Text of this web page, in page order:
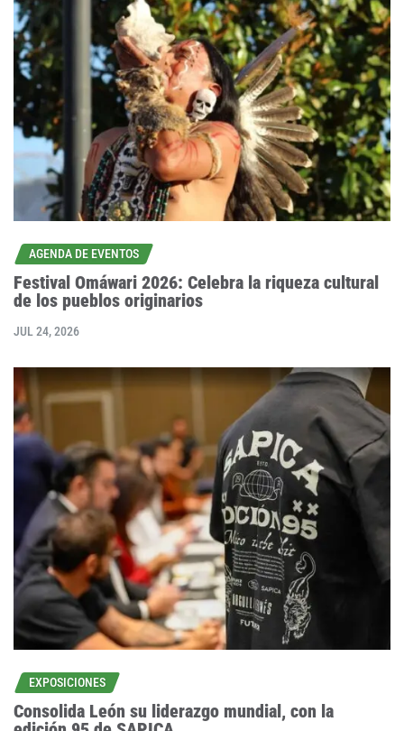
AGENDA DE EVENTOS
Festival Omáwari 2026: Celebra la riqueza cultural
de los pueblos originarios
JUL 24, 2026
EXPOSICIONES
Consolida León su liderazgo mundial, con la